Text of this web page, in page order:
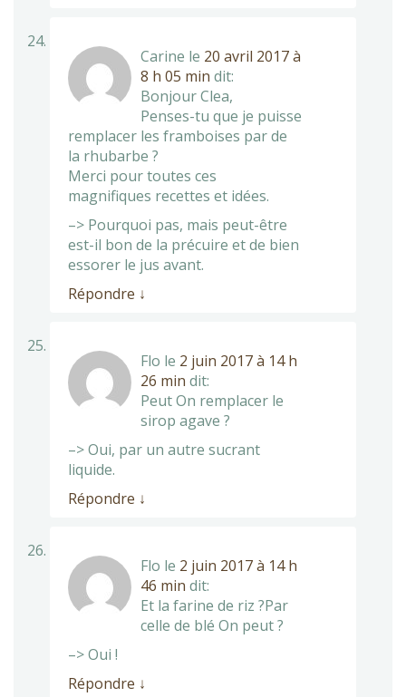
Carine le 20 avril 2017 à
8 h 05 min dit:
Bonjour Clea,
Penses-tu que je puisse
remplacer les framboises par de
la rhubarbe ?
Merci pour toutes ces
magnifiques recettes et idées.
–> Pourquoi pas, mais peut-être
est-il bon de la précuire et de bien
essorer le jus avant.
Répondre ↓
Flo le 2 juin 2017 à 14 h
26 min dit:
Peut On remplacer le
sirop agave ?
–> Oui, par un autre sucrant
liquide.
Répondre ↓
Flo le 2 juin 2017 à 14 h
46 min dit:
Et la farine de riz ?Par
celle de blé On peut ?
–> Oui !
Répondre ↓